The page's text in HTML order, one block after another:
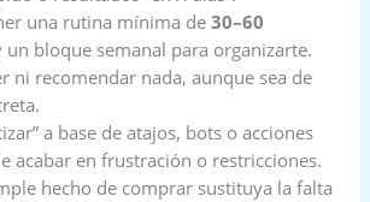
una rutina mínima de30–60
un bloque semanal para organizarte.
ni recomendar nada, aunque sea de
a base de atajos, bots o acciones
acabar en frustración o restricciones.
hecho de comprar sustituya la falta